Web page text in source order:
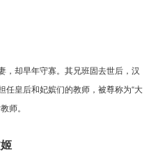
却早年守寡。其兄班固去世后，汉
任皇后和妃嫔们的教师，被尊称为“大
师。